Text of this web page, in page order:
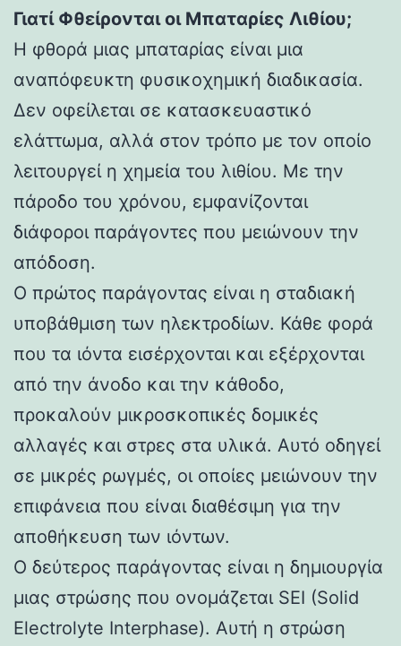
Γιατί Φθείρονται οι Μπαταρίες Λιθίου;
Η φθορά μιας μπαταρίας είναι μια
αναπόφευκτη φυσικοχημική διαδικασία.
Δεν οφείλεται σε κατασκευαστικό
ελάττωμα, αλλά στον τρόπο με τον οποίο
λειτουργεί η χημεία του λιθίου. Με την
πάροδο του χρόνου, εμφανίζονται
διάφοροι παράγοντες που μειώνουν την
απόδοση.
Ο πρώτος παράγοντας είναι η σταδιακή
υποβάθμιση των ηλεκτροδίων. Κάθε φορά
που τα ιόντα εισέρχονται και εξέρχονται
από την άνοδο και την κάθοδο,
προκαλούν μικροσκοπικές δομικές
αλλαγές και στρες στα υλικά. Αυτό οδηγεί
σε μικρές ρωγμές, οι οποίες μειώνουν την
επιφάνεια που είναι διαθέσιμη για την
αποθήκευση των ιόντων.
Ο δεύτερος παράγοντας είναι η δημιουργία
μιας στρώσης που ονομάζεται SEI (Solid
Electrolyte Interphase). Αυτή η στρώση